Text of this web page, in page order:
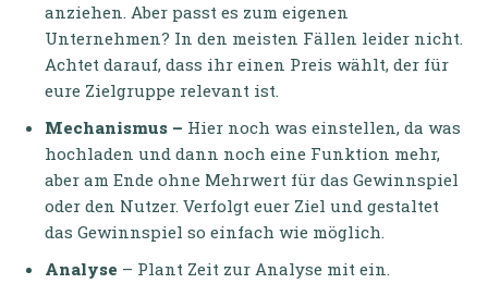
anziehen. Aber passt es zum eigenen
Unternehmen? In den meisten Fällen leider nicht.
Achtet darauf, dass ihr einen Preis wählt, der für
eure Zielgruppe relevant ist.
Mechanismus – Hier noch was einstellen, da was
hochladen und dann noch eine Funktion mehr,
aber am Ende ohne Mehrwert für das Gewinnspiel
oder den Nutzer. Verfolgt euer Ziel und gestaltet
das Gewinnspiel so einfach wie möglich.
Analyse – Plant Zeit zur Analyse mit ein.